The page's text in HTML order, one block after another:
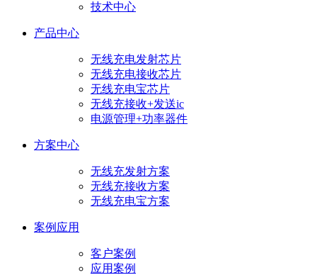
技术中心
产品中心
无线充电发射芯片
无线充电接收芯片
无线充电宝芯片
无线充接收+发送ic
电源管理+功率器件
方案中心
无线充发射方案
无线充接收方案
无线充电宝方案
案例应用
客户案例
应用案例